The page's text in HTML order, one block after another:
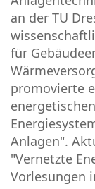
an der TU
für
promovierte
Anlagen".
"Vernetzte
Vorlesungen